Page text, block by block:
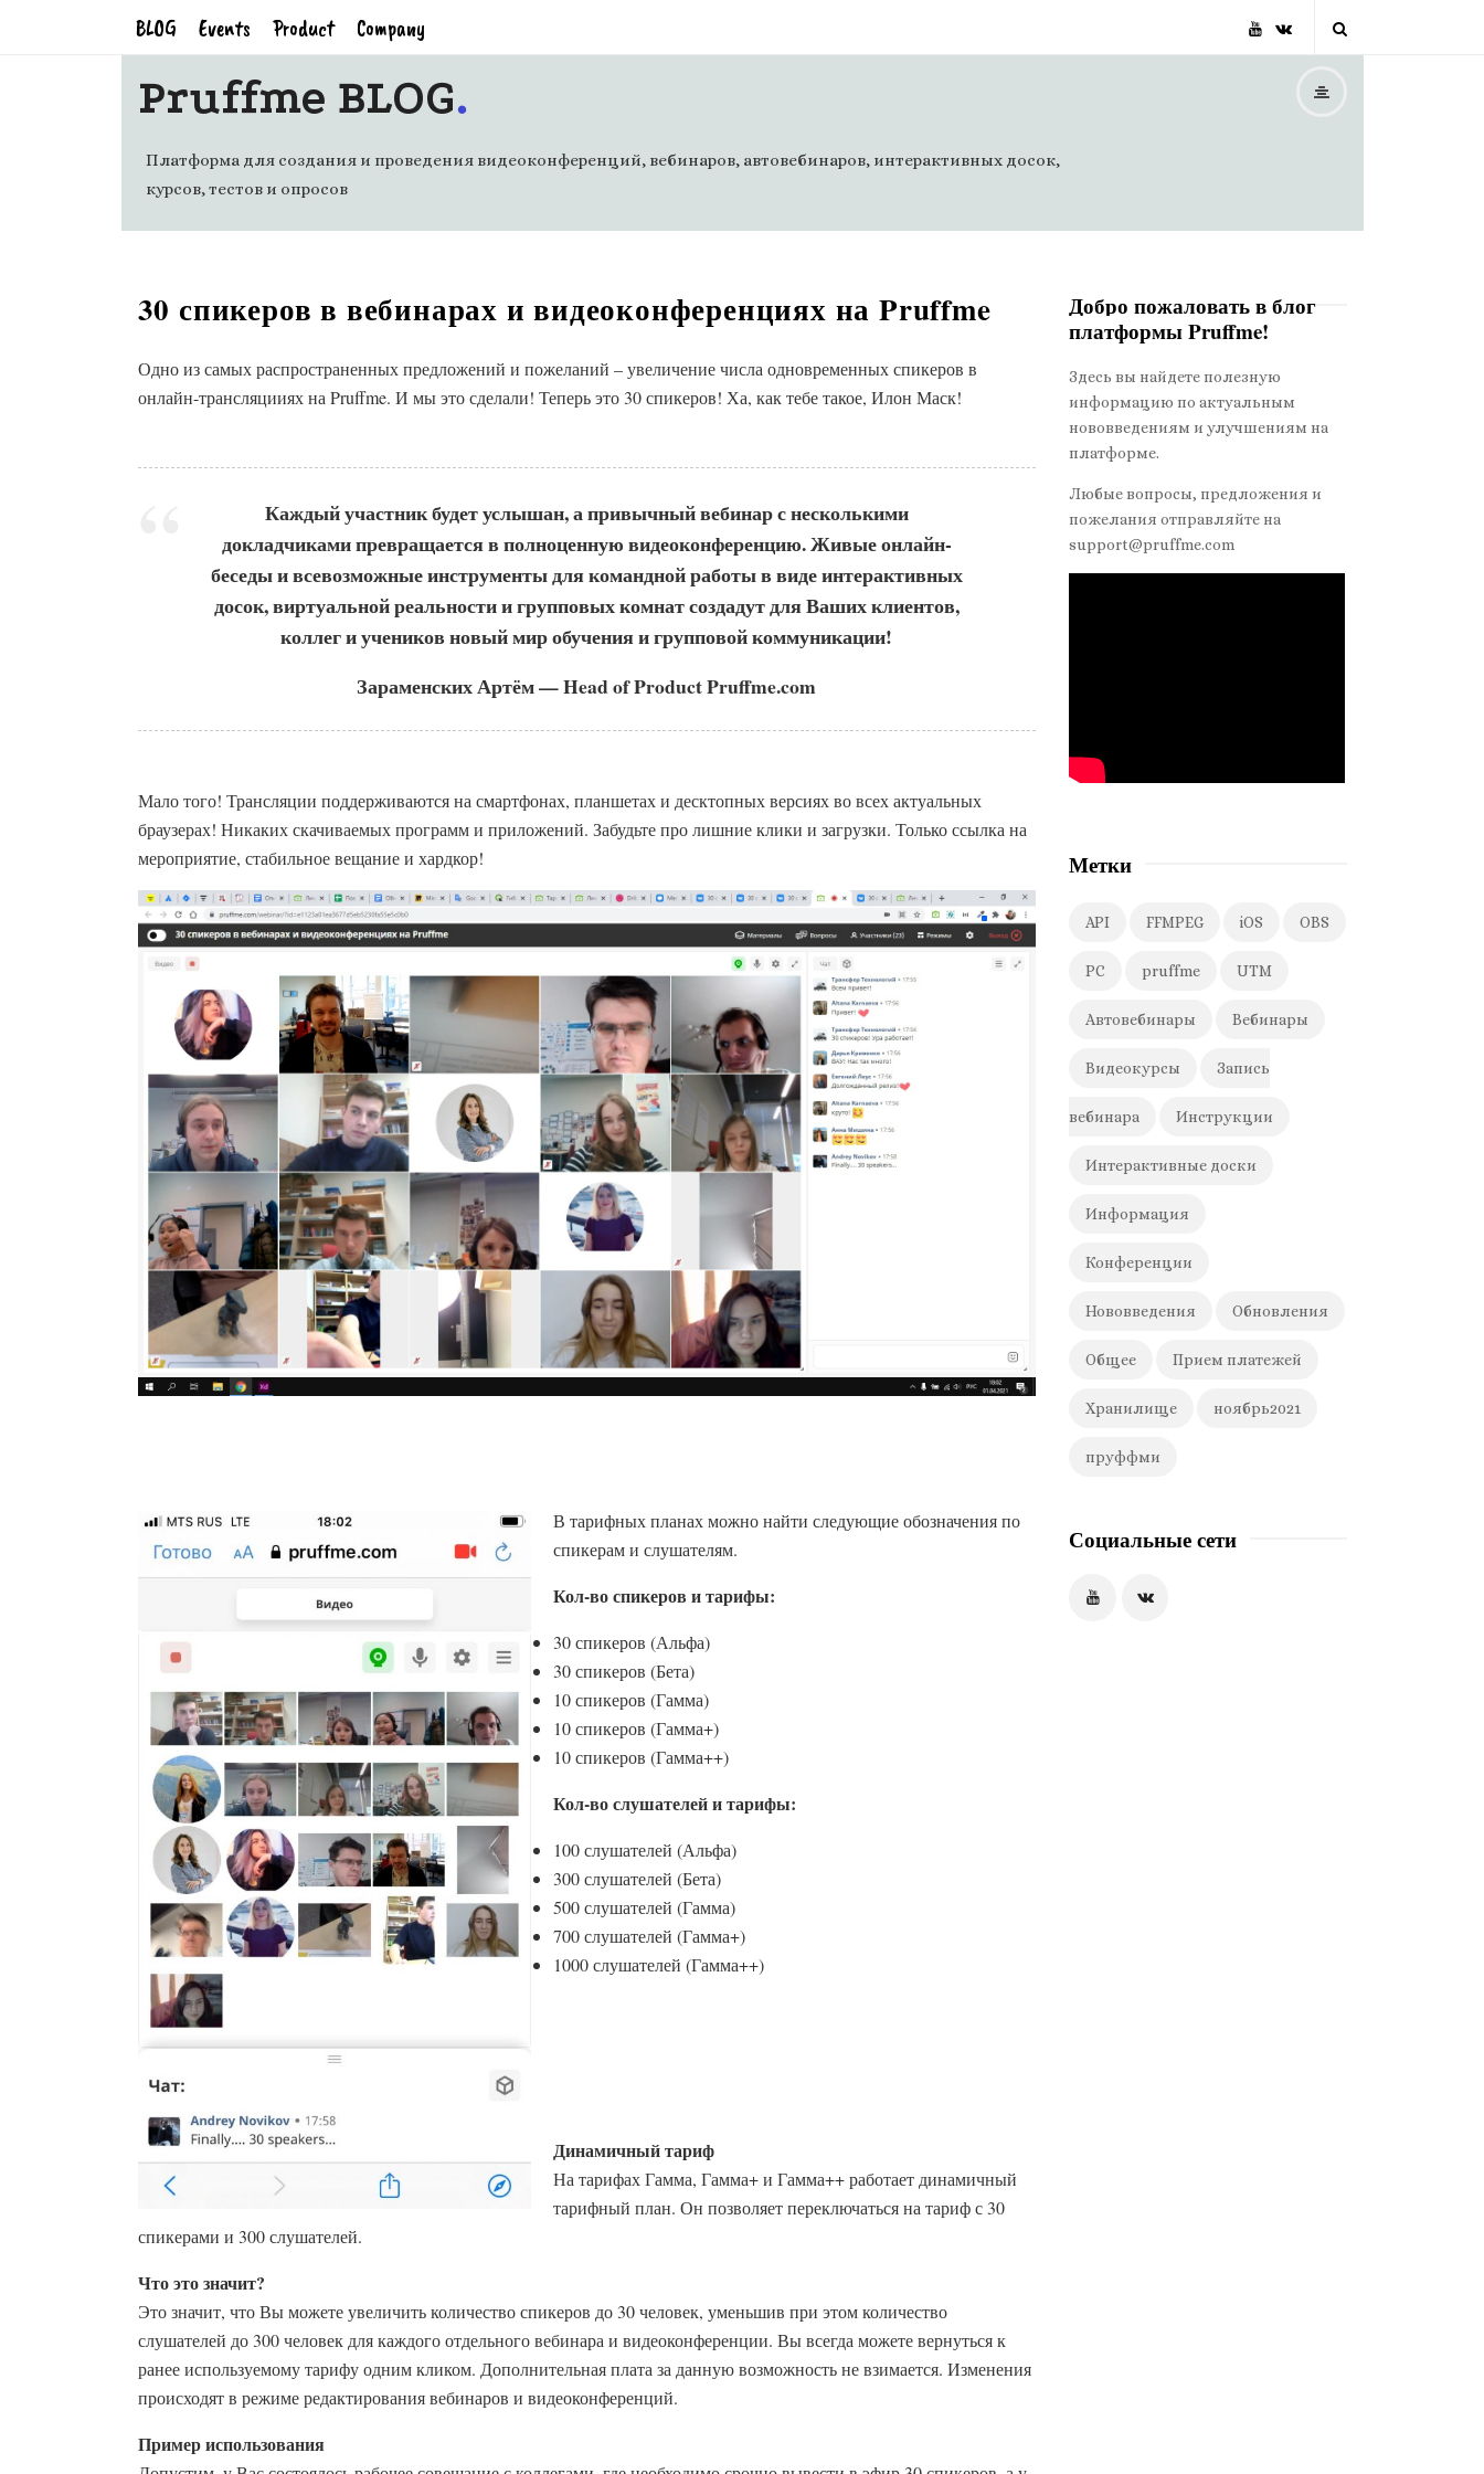
BLOG Events Product Company
Pruffme BLOG.
Платформа для создания и проведения видеоконференций, вебинаров, автовебинаров, интерактивных досок,
курсов, тестов и опросов
30 спикеров в вебинарах и видеоконференциях на Pruffme
Одно из самых распространенных предложений и пожеланий – увеличение числа одновременных спикеров в
онлайн-трансляцииях на Pruffme. И мы это сделали! Теперь это 30 спикеров! Ха, как тебе такое, Илон Маск!
Каждый участник будет услышан, а привычный вебинар с несколькими
докладчиками превращается в полноценную видеоконференцию. Живые онлайн-
беседы и всевозможные инструменты для командной работы в виде интерактивных
досок, виртуальной реальности и групповых комнат создадут для Ваших клиентов,
коллег и учеников новый мир обучения и групповой коммуникации!
Зараменских Артём — Head of Product Pruffme.com
Мало того! Трансляции поддерживаются на смартфонах, планшетах и десктопных версиях во всех актуальных
браузерах! Никаких скачиваемых программ и приложений. Забудьте про лишние клики и загрузки. Только ссылка на
мероприятие, стабильное вещание и хардкор!
В тарифных планах можно найти следующие обозначения по
спикерам и слушателям.
Кол-во спикеров и тарифы:
30 спикеров (Альфа)
30 спикеров (Бета)
10 спикеров (Гамма)
10 спикеров (Гамма+)
10 спикеров (Гамма++)
Кол-во слушателей и тарифы:
100 слушателей (Альфа)
300 слушателей (Бета)
500 слушателей (Гамма)
700 слушателей (Гамма+)
1000 слушателей (Гамма++)
Динамичный тариф
На тарифах Гамма, Гамма+ и Гамма++ работает динамичный
тарифный план. Он позволяет переключаться на тариф с 30
спикерами и 300 слушателей.
Что это значит?
Это значит, что Вы можете увеличить количество спикеров до 30 человек, уменьшив при этом количество
слушателей до 300 человек для каждого отдельного вебинара и видеоконференции. Вы всегда можете вернуться к
ранее используемому тарифу одним кликом. Дополнительная плата за данную возможность не взимается. Изменения
происходят в режиме редактирования вебинаров и видеоконференций.
Пример использования
S
t
e
S
d
e
Добро пожаловать в блог
платформы Pruffme!
Здесь вы найдете полезную
информацию по актуальным
нововведениям и улучшениям на
платформе.
Любые вопросы, предложения и
пожелания отправляйте на
support@pruffme.com
Метки
API FFMPEG iOS OBS
PC pruffme UTM
Автовебинары Вебинары
Видеокурсы Запись
вебинара Инструкции
Интерактивные доски
Информация
Конференции
Нововведения Обновления
Общее Прием платежей
Хранилище ноябрь2021
пруффми
Социальные сети